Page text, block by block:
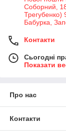
Соборний,
Трегубенко)
Бабурка,
Контакти
Сьогодні
Показати
Про нас
Контакти